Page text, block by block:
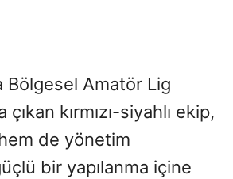
Bölgesel Amatör Lig
kırmızı-siyahlı ekip,
de yönetim
bir yapılanma içine